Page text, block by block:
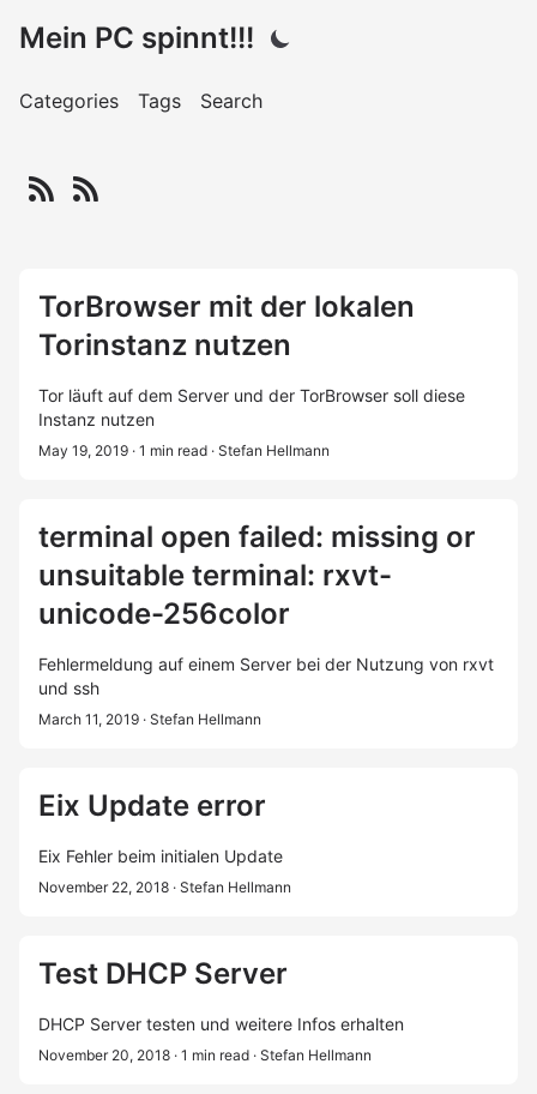
Mein PC spinnt!!!
Categories Tags Search
TorBrowser mit der lokalen
Torinstanz nutzen
Tor läuft auf dem Server und der TorBrowser soll diese
Instanz nutzen
May 19, 2019 · 1 min read · Stefan Hellmann
terminal open failed: missing or
unsuitable terminal: rxvt-
unicode-256color
Fehlermeldung auf einem Server bei der Nutzung von rxvt
und ssh
March 11, 2019 · Stefan Hellmann
Eix Update error
Eix Fehler beim initialen Update
November 22, 2018 · Stefan Hellmann
Test DHCP Server
DHCP Server testen und weitere Infos erhalten
November 20, 2018 · 1 min read · Stefan Hellmann